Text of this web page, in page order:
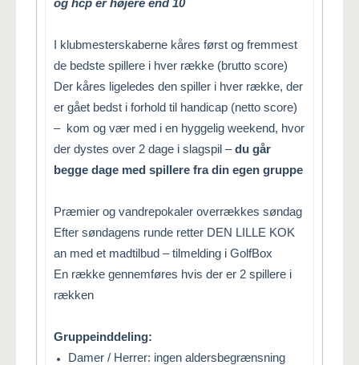
og hcp er højere end 10
I klubmesterskaberne kåres først og fremmest
de bedste spillere i hver række (brutto score)
Der kåres ligeledes den spiller i hver række, der
er gået bedst i forhold til handicap (netto score)
– kom og vær med i en hyggelig weekend, hvor
der dystes over 2 dage i slagspil –du går
begge dage med spillere fra din egen gruppe
Præmier og vandrepokaler overrækkes søndag
Efter søndagens runde retter DEN LILLE KOK
an med et madtilbud – tilmelding i GolfBox
En række gennemføres hvis der er 2 spillere i
rækken
Gruppeinddeling:
Damer / Herrer: ingen aldersbegrænsning